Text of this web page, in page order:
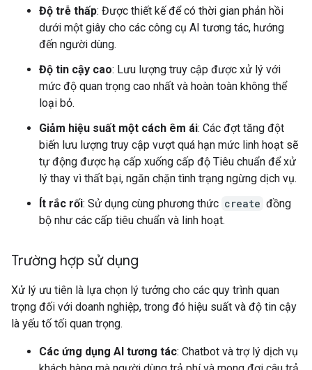
Độ trễ thấp: Được thiết kế để có thời gian phản hồi
dưới một giây cho các công cụ AI tương tác, hướng
đến người dùng.
Độ tin cậy cao: Lưu lượng truy cập được xử lý với
mức độ quan trọng cao nhất và hoàn toàn không thể
loại bỏ.
Giảm hiệu suất một cách êm ái: Các đợt tăng đột
biến lưu lượng truy cập vượt quá hạn mức linh hoạt sẽ
tự động được hạ cấp xuống cấp độ Tiêu chuẩn để xử
lý thay vì thất bại, ngăn chặn tình trạng ngừng dịch vụ.
Ít rắc rối: Sử dụng cùng phương thức create đồng
bộ như các cấp tiêu chuẩn và linh hoạt.
Trường hợp sử dụng
Xử lý ưu tiên là lựa chọn lý tưởng cho các quy trình quan
trọng đối với doanh nghiệp, trong đó hiệu suất và độ tin cậy
là yếu tố tối quan trọng.
Các ứng dụng AI tương tác: Chatbot và trợ lý dịch vụ